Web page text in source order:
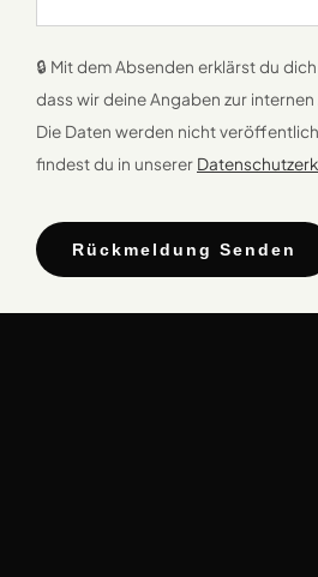
🔒 Mit dem Absenden erklärst du
dass wir deine Angaben zur
Die Daten werden nicht
findest du in unserer
Rückmeldung Senden